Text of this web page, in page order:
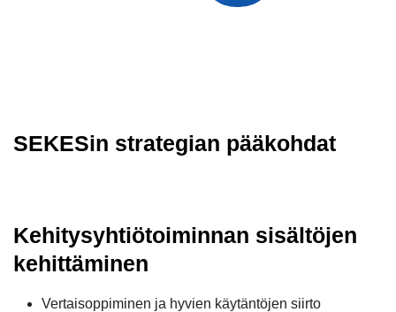
SEKESin strategian pääkohdat
Kehitysyhtiötoiminnan sisältöjen
kehittäminen
Vertaisoppiminen ja hyvien käytäntöjen siirto